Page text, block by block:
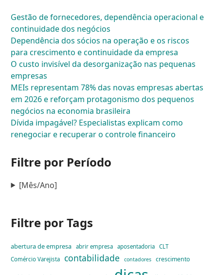
Gestão de fornecedores, dependência operacional e
continuidade dos negócios
Dependência dos sócios na operação e os riscos
para crescimento e continuidade da empresa
O custo invisível da desorganização nas pequenas
empresas
MEIs representam 78% das novas empresas abertas
em 2026 e reforçam protagonismo dos pequenos
negócios na economia brasileira
Dívida impagável? Especialistas explicam como
renegociar e recuperar o controle financeiro
Filtre por Período
[Mês/Ano]
Filtre por Tags
abertura de empresa abrir empresa aposentadoria
CLT
Comércio Varejista
contabilidade contadores crescimento